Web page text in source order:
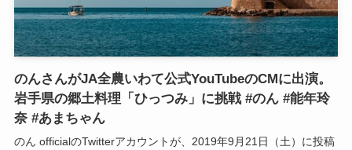
のんさんがJA全農いわて公式YouTubeのCMに出演。
岩手県の郷土料理「ひっつみ」に挑戦 #のん #能年玲
奈 #あまちゃん
のん officialのTwitterアカウントが、2019年9月21日（土）に投稿